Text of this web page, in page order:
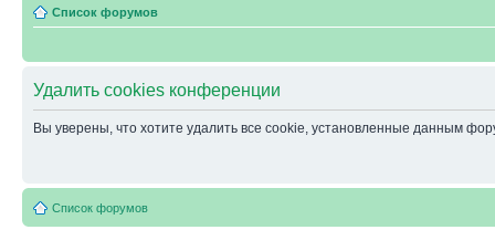
Список форумов
Удалить cookies конференции
Вы уверены, что хотите удалить все cookie, установленные данным
Список форумов